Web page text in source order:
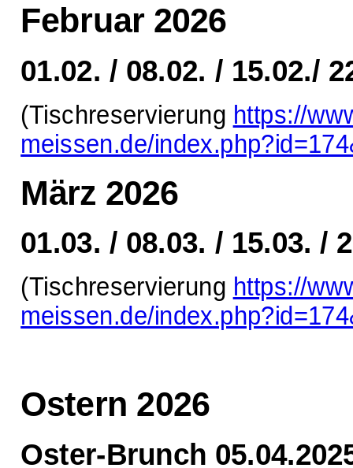
Februar 2026
01.02. / 08.02. / 15.02./
(Tischreservierung https://
meissen.de/
März 2026
01.03. / 08.03. / 15.03. /
(Tischreservierung https://
meissen.de/
Ostern 2026
Oster-Brunch